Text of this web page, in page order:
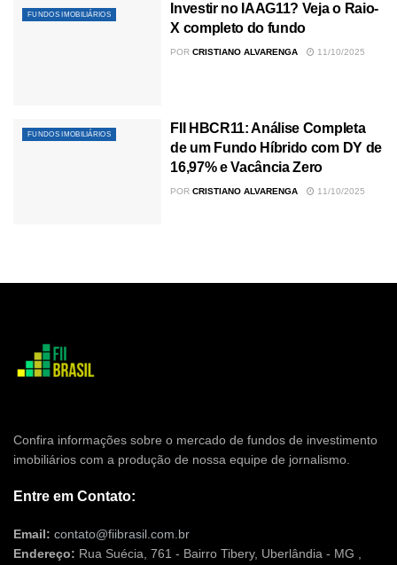
FUNDOS IMOBILIÁRIOS
Investir no IAAG11? Veja o Raio-
X completo do fundo
POR CRISTIANO ALVARENGA 11/10/2025
FUNDOS IMOBILIÁRIOS
FII HBCR11: Análise Completa
de um Fundo Híbrido com DY de
16,97% e Vacância Zero
POR CRISTIANO ALVARENGA 11/10/2025
Confira informações sobre o mercado de fundos de investimento
imobiliários com a produção de nossa equipe de jornalismo.
Entre em Contato:
Email: contato@fiibrasil.com.br
Endereço: Rua Suécia, 761 - Bairro Tibery, Uberlândia - MG ,